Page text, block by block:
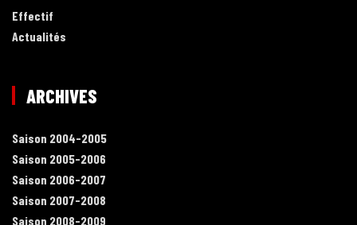
Effectif
Actualités
ARCHIVES
Saison 2004-2005
Saison 2005-2006
Saison 2006-2007
Saison 2007-2008
Saison 2008-2009